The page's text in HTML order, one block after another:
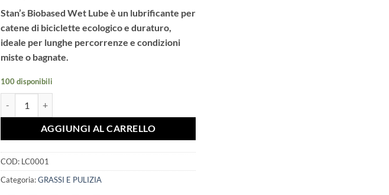
Stan’s Biobased Wet Lube è un lubrificante per
catene di biciclette ecologico e duraturo,
ideale per lunghe percorrenze e condizioni
miste o bagnate.
100 disponibili
AGGIUNGI AL CARRELLO
COD: LC0001
Categoria:GRASSI E PULIZIA